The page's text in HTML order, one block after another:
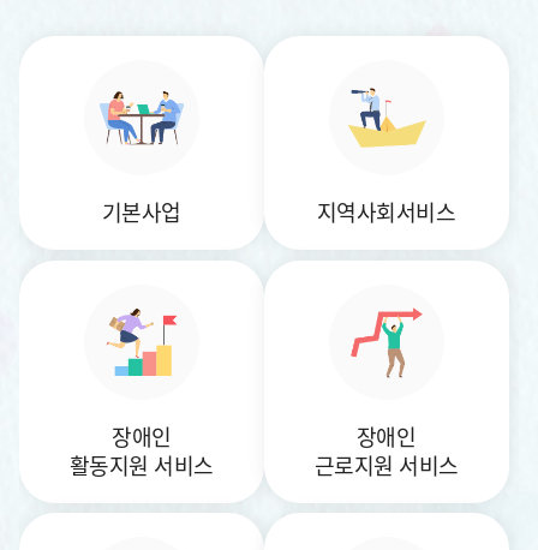
기본사업 지역사회서비스
장애인
활동지원 서비스
장애인
근로지원 서비스